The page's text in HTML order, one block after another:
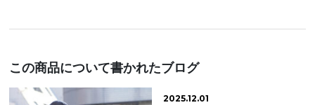
この商品について書かれたブログ
2025.12.01